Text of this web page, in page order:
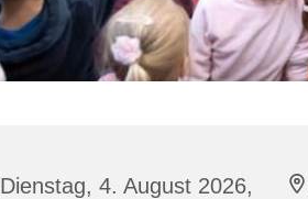
Dienstag, 4. August 2026,